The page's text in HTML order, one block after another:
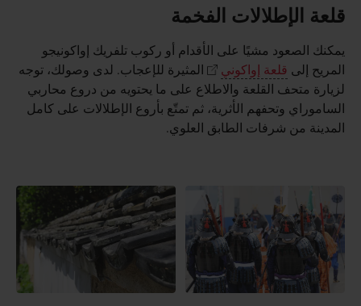
قلعة الإطلالات الفخمة
يمكنك الصعود مشيًا على الأقدام أو ركوب تلفريك إواكونيجو
المريح إلى قلعة إواكوني
المثيرة للإعجاب. لدى وصولك، توجه
لزيارة متحف القلعة والاطلاع على ما يحتويه من دروع محاربي
الساموراي وتحفهم الأثرية، ثم تمتّع بأروع الإطلالات على كامل
المدينة من شرفات الطابق العلوي.